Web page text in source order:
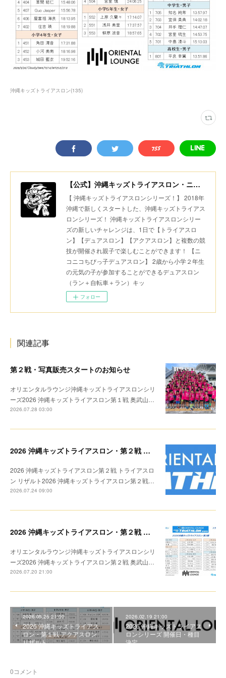
沖縄キッズトライアスロン(135)
【公式】沖縄キッズトライアスロン・ニコニコちびっ子デュアスロン・美ら島スポーツ
【 沖縄キッズトライアスロンシリーズ！】 2018年
沖縄で新しくスタートした、沖縄キッズトライアス
ロンシリーズ！ 沖縄キッズトライアスロンシリー
ズの新しいチャレンジは、1日で【トライアスロ
ン】【デュアスロン】【アクアスロン】と複数の競
技が開催され親子で楽しむことができます！ 【ニ
コニコちびっ子デュアスロン】 2歳から小学２年生
の元気の子が参加することができるデュアスロン
（ラン＋自転車＋ラン）キッ
フォロー
関連記事
第２戦・写真販売スタートのお知らせ
オリエンタルラウンジ沖縄キッズトライアスロンシリ
ーズ2026 沖縄キッズトライアスロン第１戦 奥武山…
2026.07.28 03:00
2026 沖縄キッズトライアスロン・第２戦 リザルト
2026 沖縄キッズトライアスロン第２戦 トライアスロ
ン リザルト2026 沖縄キッズトライアスロン第２戦…
2026.07.24 09:00
2026 沖縄キッズトライアスロン・第２戦 トライアスロン リザルト
オリエンタルラウンジ沖縄キッズトライアスロンシリ
ーズ2026 沖縄キッズトライアスロン第２戦 奥武山…
2026.07.20 21:00
2026.05.26 21:00
2026 沖縄キッズトライアス
ロン・第１戦 アクアスロン
リザルト
2026.02.19 21:00
2026 沖縄キッズトライアス
ロンシリーズ 開催日・種目
決定
0コメント